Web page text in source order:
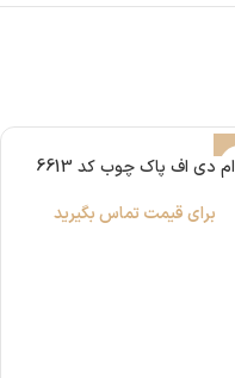
ام دی اف پاک چوب کد 6613
برای قیمت تماس بگیرید